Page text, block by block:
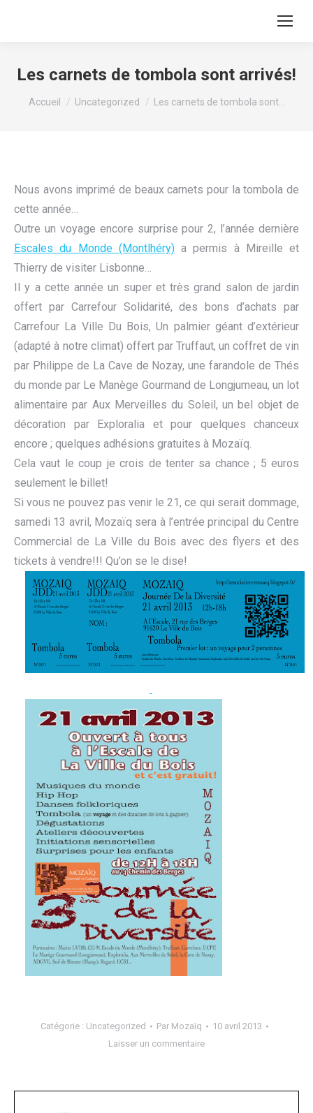
Recherche
Les carnets de tombola sont arrivés!
Vous êtes ici :
Accueil Uncategorized Les carnets de tombola sont…
Nous avons imprimé de beaux carnets pour la tombola de
cette année…
Outre un voyage encore surprise pour 2, l’année dernière
Escales du Monde (Montlhéry)a permis à Mireille et
Thierry de visiter Lisbonne…
Il y a cette année un super et très grand salon de jardin
offert par Carrefour Solidarité, des bons d’achats par
Carrefour La Ville Du Bois, Un palmier géant d’extérieur
(adapté à notre climat) offert par Truffaut, un coffret de vin
par Philippe de La Cave de Nozay, une farandole de Thés
du monde par Le Manège Gourmand de Longjumeau, un lot
alimentaire par Aux Merveilles du Soleil, un bel objet de
décoration par Exploralia et pour quelques chanceux
encore ; quelques adhésions gratuites à Mozaïq.
Cela vaut le coup je crois de tenter sa chance ; 5 euros
seulement le billet!
Si vous ne pouvez pas venir le 21, ce qui serait dommage,
samedi 13 avril, Mozaïq sera à l’entrée principal du Centre
Commercial de La Ville du Bois avec des flyers et des
tickets à vendre!!! Qu’on se le dise!
Catégorie : Uncategorized Par Mozaïq
10 avril 2013
Laisser un commentaire